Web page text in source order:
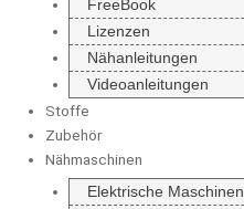
FreeBook
Lizenzen
Nähanleitungen
Videoanleitungen
Stoffe
Zubehör
Nähmaschinen
Elektrische Maschinen